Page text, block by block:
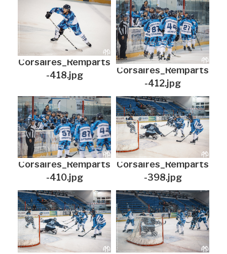
Corsaires_Remparts
-418.jpg
Corsaires_Remparts
-412.jpg
Corsaires_Remparts
-410.jpg
Corsaires_Remparts
-398.jpg